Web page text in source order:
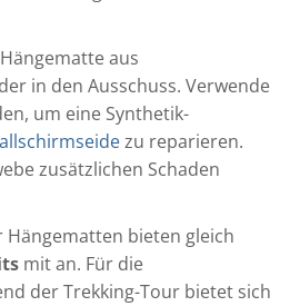
aus
in den Ausschuss. Verwende
um eine Synthetik-
zu reparieren.
zusätzlichen Schaden
bieten gleich
mit an. Für die
der Trekking-Tour bietet sich